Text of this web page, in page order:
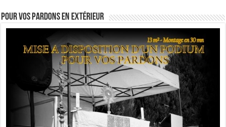
Pour vos pardons en extérieur